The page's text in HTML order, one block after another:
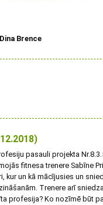
Brence
pasauli projekta
fitnesa trenere Sabīne
kur un kā mācījusies un
Trenere arī
profesija? Ko nozīmē būt